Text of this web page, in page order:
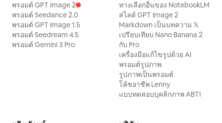
พรอมต์ GPT Image 2
พรอมต์ Seedance 2.0
พรอมต์ GPT Image 1.5
พรอมต์ Seedream 4.5
พรอมต์ Gemini 3 Pro
ทางเลือกอื่นของ NotebookLM
สไลด์ GPT Image 2
Markdown เป็นบทความ 𝕏
เปรียบเทียบ Nano Banana 2
กับ Pro
เครื่องมือแก้ไขรูปด้วย AI
พรอมต์รูปภาพ
รูปภาพเป็นพรอมต์
โค้ชอาชีพ Lenny
แบบทดสอบบุคลิกภาพ ABTI